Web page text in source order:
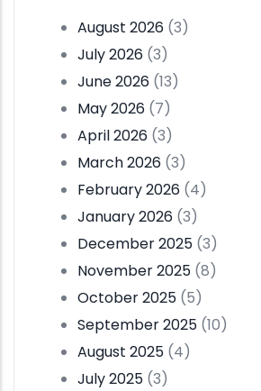
August 2026 (3)
July 2026 (3)
June 2026 (13)
May 2026 (7)
April 2026 (3)
March 2026 (3)
February 2026 (4)
January 2026 (3)
December 2025 (3)
November 2025 (8)
October 2025 (5)
September 2025 (10)
August 2025 (4)
July 2025 (3)